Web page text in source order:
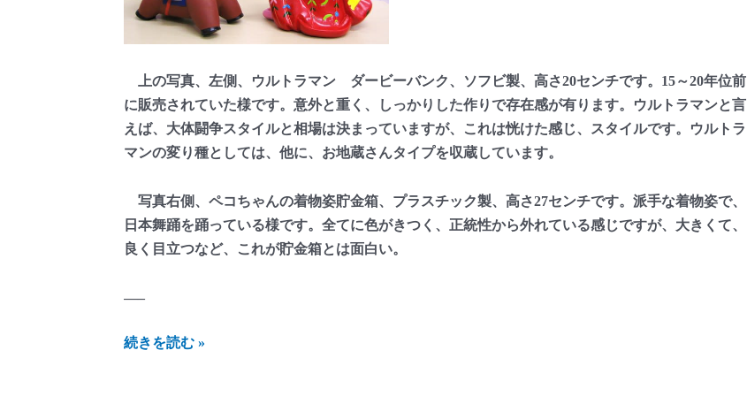
上の写真、左側、ウルトラマン ダービーバンク、ソフビ製、高さ20センチです。15～20年位前
に販売されていた様です。意外と重く、しっかりした作りで存在感が有ります。ウルトラマンと言
えば、大体闘争スタイルと相場は決まっていますが、これは恍けた感じ、スタイルです。ウルトラ
マンの変り種としては、他に、お地蔵さんタイプを収蔵しています。
写真右側、ペコちゃんの着物姿貯金箱、プラスチック製、高さ27センチです。派手な着物姿で、
日本舞踊を踊っている様です。全てに色がきつく、正統性から外れている感じですが、大きくて、
良く目立つなど、これが貯金箱とは面白い。
—–
に
続きを読む »